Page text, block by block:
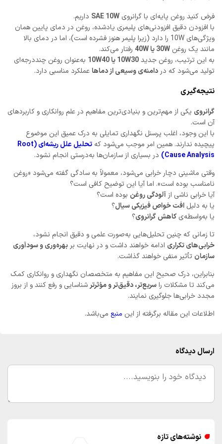
فرض کنید روغن پایه‌ای با گرانروی SAE 10W داریم.
با افزودن دقیق افزودنی‌های پلیمری یادشده، روغن در دمای پایین همان
ویژگی‌های 10W را دارد (زیرا پلیمر هنوز فشرده است)، اما در دمای بالا
مانند یک روغن 30W یا 40W
رفتار می‌کند.
به این ترتیب، روغن جدید10W30 یا 10W40
به‌عنوان روغن چنددرجه‌ای
تولید می‌شود که در دامنه‌ی وسیعی از دماهاعملکرد مناسبی دارد.
نتیجه‌گیری
گرانروی یکی از مهم‌ترین و بنیادی‌ترین مفاهیم در علم روانکاری و کاربردهای
آن است.
با این وجود، اغلب پرسنل نگهداری تمایلی به درک عمیق این موضوع
پیچیده ندارند. همین امر موجب می‌شود که
تحلیل علل ریشه‌ای (Root
Cause Analysis)
در بسیاری از سازمان‌ها به‌درستی انجام نشود.
وقتی ماشینی دچار خرابی می‌شود، معمولاً به سادگی گفته می‌شود «روغن
نامناسب بوده است». اما آیا این توضیح کافی است؟
آیا خرابی ناشی از آلودگی روغن بوده است؟
یا به دلیل افت خواص فیزیکی سیال؟
یا به‌واسطه‌یکاهش گرانروی؟
تا زمانی که چنین تحلیل‌هایی به‌صورت علمی و دقیق انجام نشود،
خرابی‌های تکراری ادامه خواهند داشت و در نهایت بر بهره‌وری و سودآوری
سازمان تأثیر منفی خواهند گذاشت.
بنابراین، درک صحیح این مفاهیم به متخصصان نگهداری و روانکاری کمک
می‌کند تا مشکلات راسریع‌تر، دقیق‌تر و مؤثرتر شناسایی و رفع کنند و از بروز
مجدد خرابی‌ها جلوگیری نمایند.
اطلاعات این مقاله برگرفته از این منبع می‌باشد.
ارسال دیدگاه
نوشته‌های تازه